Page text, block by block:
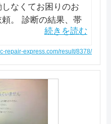
なくてお困りのお
。 診断の結果、帯
しました。 パソコン
放電作業を実施。
も何度かシャットダ
ただき、作業完了
repair-express.com/result/8378/